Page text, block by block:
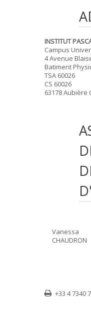
INSTITUT
Campus
4 Avenue
Batiment
TSA 60026
CS 60026
63178 Aubière
Vanessa
CHAUDRON
+33 4 7340